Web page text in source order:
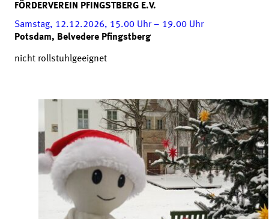
FÖRDERVEREIN PFINGSTBERG E.V.
Samstag, 12.12.2026, 15.00 Uhr– 19.00 Uhr
Potsdam, Belvedere Pfingstberg
nicht rollstuhlgeeignet